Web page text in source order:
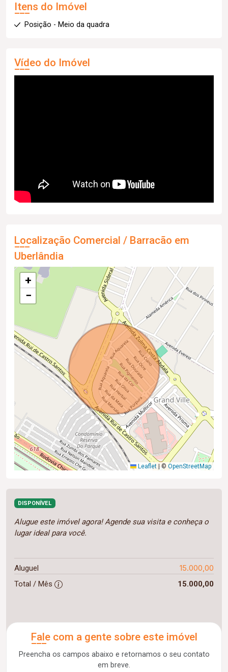
Itens do Imóvel
Posição - Meio da quadra
Vídeo do Imóvel
Localização Comercial / Barracão em
Uberlândia
+
−
Leaflet |© OpenStreetMap
DISPONÍVEL
Alugue este imóvel agora! Agende sua visita e conheça o
lugar ideal para você.
Aluguel 15.000,00
Total / Mês 15.000,00
Fale com a gente sobre este imóvel
Preencha os campos abaixo e retornamos o seu contato
em breve.